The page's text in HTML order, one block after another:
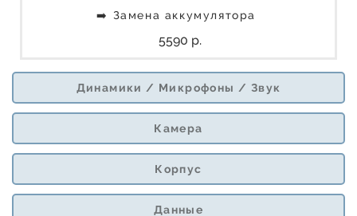
➡️ Замена аккумулятора
5590 р.
Динамики / Микрофоны / Звук
Камера
Корпус
Данные